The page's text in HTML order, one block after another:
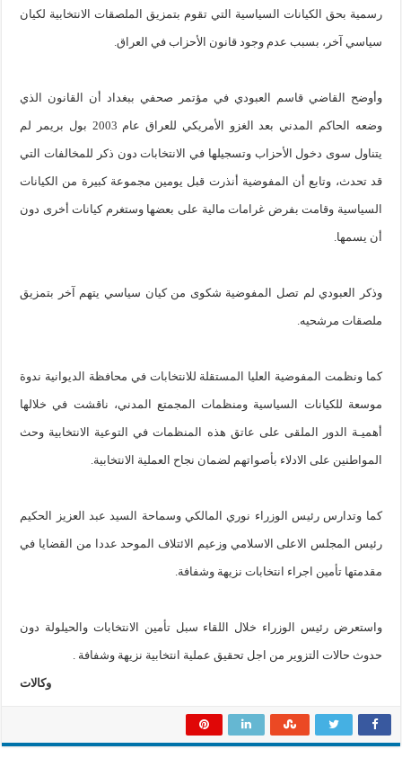
رسمية بحق الكيانات السياسية التي تقوم بتمزيق الملصقات الانتخابية لكيان
سياسي آخر، بسبب عدم وجود قانون الأحزاب في العراق.
وأوضح القاضي قاسم العبودي في مؤتمر صحفي ببغداد أن القانون الذي
وضعه الحاكم المدني بعد الغزو الأمريكي للعراق عام 2003 بول بريمر لم
يتناول سوى دخول الأحزاب وتسجيلها في الانتخابات دون ذكر للمخالفات التي
قد تحدث، وتابع أن المفوضية أنذرت قبل يومين مجموعة كبيرة من الكيانات
السياسية وقامت بفرض غرامات مالية على بعضها وستغرم كيانات أخرى دون
أن يسمها.
وذكر العبودي لم تصل المفوضية شكوى من كيان سياسي يتهم آخر بتمزيق
ملصقات مرشحيه.
كما ونظمت المفوضية العليا المستقلة للانتخابات في محافظة الديوانية ندوة
موسعة للكيانات السياسية ومنظمات المجمتع المدني، ناقشت في خلالها
أهميـة الدور الملقى على عاتق هذه المنظمات في التوعية الانتخابية وحث
المواطنين على الادلاء بأصواتهم لضمان نجاح العملية الانتخابية.
كما وتدارس رئيس الوزراء نوري المالكي وسماحة السيد عبد العزيز الحكيم
رئيس المجلس الاعلى الاسلامي وزعيم الائتلاف الموحد عددا من القضايا في
مقدمتها تأمين اجراء انتخابات نزيهة وشفافة.
واستعرض رئيس الوزراء خلال اللقاء سبل تأمين الانتخابات والحيلولة دون
حدوث حالات التزوير من اجل تحقيق عملية انتخابية نزيهة وشفافة .
وكالات